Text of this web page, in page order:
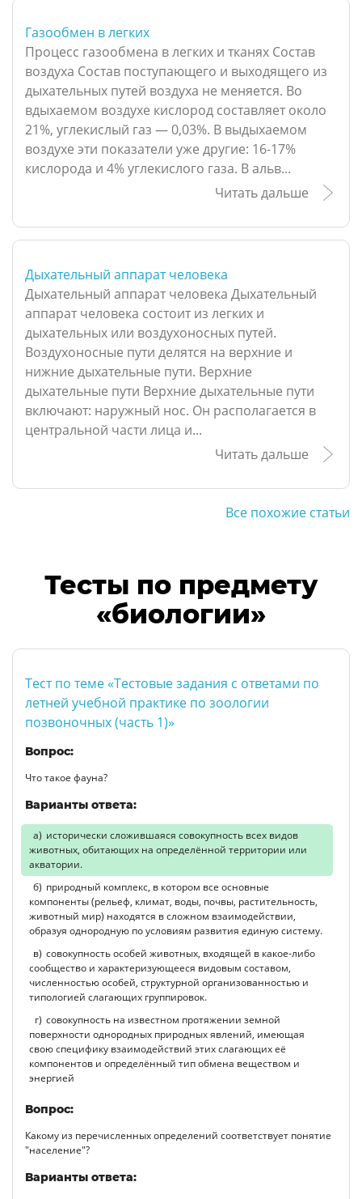
Газообмен в легких
Процесс газообмена в легких и тканях Состав
воздуха Состав поступающего и выходящего из
дыхательных путей воздуха не меняется. Во
вдыхаемом воздухе кислород составляет около
21%, углекислый газ — 0,03%. В выдыхаемом
воздухе эти показатели уже другие: 16-17%
кислорода и 4% углекислого газа. В альв...
Читать дальше
Дыхательный аппарат человека
Дыхательный аппарат человека Дыхательный
аппарат человека состоит из легких и
дыхательных или воздухоносных путей.
Воздухоносные пути делятся на верхние и
нижние дыхательные пути. Верхние
дыхательные пути Верхние дыхательные пути
включают: наружный нос. Он располагается в
центральной части лица и...
Читать дальше
Все похожие статьи
Тесты по предмету
«биологии»
Тест по теме «Тестовые задания с ответами по
летней учебной практике по зоологии
позвоночных (часть 1)»
Вопрос:
Что такое фауна?
Варианты ответа:
исторически сложившаяся совокупность всех видов
животных, обитающих на определённой территории или
акватории.
природный комплекс, в котором все основные
компоненты (рельеф, климат, воды, почвы, растительность,
животный мир) находятся в сложном взаимодействии,
образуя однородную по условиям развития единую систему.
совокупность особей животных, входящей в какое-либо
сообщество и характеризующееся видовым составом,
численностью особей, структурной организованностью и
типологией слагающих группировок.
совокупность на известном протяжении земной
поверхности однородных природных явлений, имеющая
свою специфику взаимодействий этих слагающих её
компонентов и определённый тип обмена веществом и
энергией
Вопрос:
Какому из перечисленных определений соответствует понятие
"население"?
Варианты ответа: